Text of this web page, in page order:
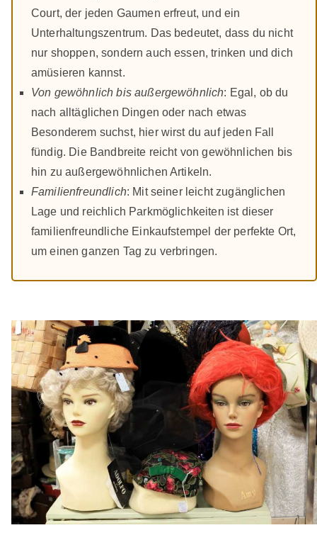
Court, der jeden Gaumen erfreut, und ein
Unterhaltungszentrum. Das bedeutet, dass du nicht
nur shoppen, sondern auch essen, trinken und dich
amüsieren kannst.
Von gewöhnlich bis außergewöhnlich: Egal, ob du
nach alltäglichen Dingen oder nach etwas
Besonderem suchst, hier wirst du auf jeden Fall
fündig. Die Bandbreite reicht von gewöhnlichen bis
hin zu außergewöhnlichen Artikeln.
Familienfreundlich: Mit seiner leicht zugänglichen
Lage und reichlich Parkmöglichkeiten ist dieser
familienfreundliche Einkaufstempel der perfekte Ort,
um einen ganzen Tag zu verbringen.